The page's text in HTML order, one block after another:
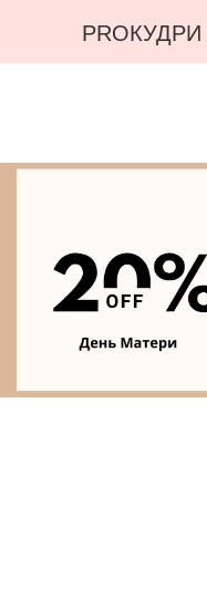
PROКУДРИ